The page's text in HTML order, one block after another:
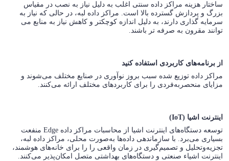
ساختار هزینه مراکز داده سنتی اغلب به دلیل نیاز به نصب در مقیاس
بزرگ و پردازش گسترده بالا است. مراکز داده لبه، در حالی که نیاز به
سرمایه گذاری دارند، به دلیل اندازه کوچکتر و کاهش نیاز به منابع می
توانند مقرون به صرفه تر باشند.
از برنامه‌های کاربردی استفاده کنید
مراکز داده توزیع شده سبب بروز نوآوری در صنایع مختلف می‌شوند و
مزایای منحصربه‌فردی را برای کاربردهای مختلف ارائه می‌کنند.
اینترنت اشیا (IoT)
توسعه دستگاه‌های اینترنت اشیا از محاسبات مراکز داده Edge منفعت
بسیاری می‌برد. با سازماندهی داده‌ها به‌صورت محلی، مراکز داده لبه،
تجزیه‌وتحلیل و تصمیم‌گیری در زمان واقعی را را برای خانه‌های هوشمند،
اینترنت اشیاء صنعتی و دستگاه‌های بهداشتی متصل امکان‌پذیر می‌کنند.